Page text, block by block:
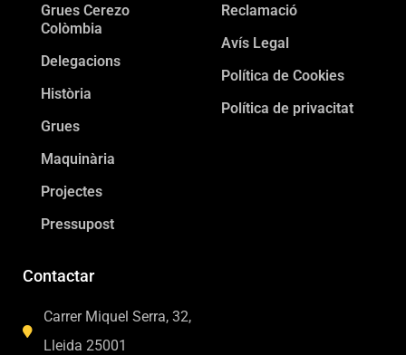
Grues Cerezo
Colòmbia
Delegacions
Història
Grues
Maquinària
Projectes
Pressupost
Reclamació
Avís Legal
Política de Cookies
Política de privacitat
Contactar
Carrer Miquel Serra, 32,
Lleida 25001